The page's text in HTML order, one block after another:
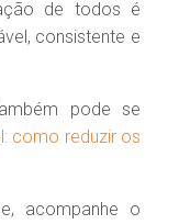
de todos é
consistente e
pode se
como reduzir os
acompanhe o